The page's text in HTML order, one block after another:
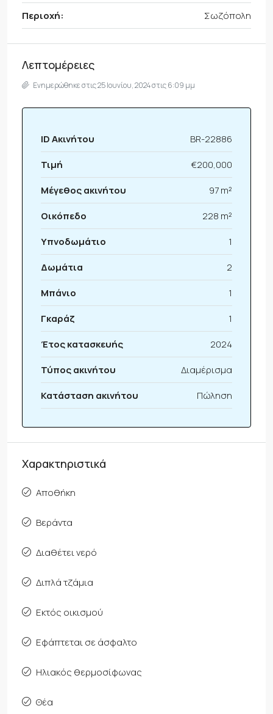
Περιοχή:
Σωζόπολη
Λεπτομέρειες
Ενημερώθηκε στις 25 Ιουνίου, 2024 στις 6:09 μμ
ID Ακινήτου
BR-22886
Τιμή
€200,000
Μέγεθος ακινήτου
97 m²
Οικόπεδο
228 m²
Υπνοδωμάτιο
1
Δωμάτια
2
Μπάνιο
1
Γκαράζ
1
Έτος κατασκευής
2024
Τύπος ακινήτου
Διαμέρισμα
Κατάσταση ακινήτου
Πώληση
Χαρακτηριστικά
Αποθήκη
Βεράντα
Διαθέτει νερό
Διπλά τζάμια
Εκτός οικισμού
Εφάπτεται σε άσφαλτο
Ηλιακός θερμοσίφωνας
Θέα